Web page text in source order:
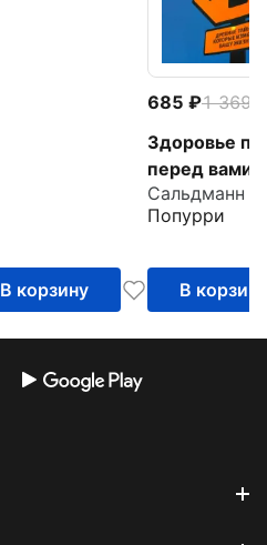
В корзину
685 1 369
Здоровье
перед вами.
Древние
которые
Попурри
В корзину